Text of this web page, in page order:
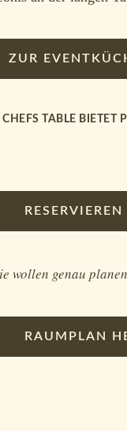
ZUR
CHEFS TABLE BIETET
wollen genau
RAUMPLAN